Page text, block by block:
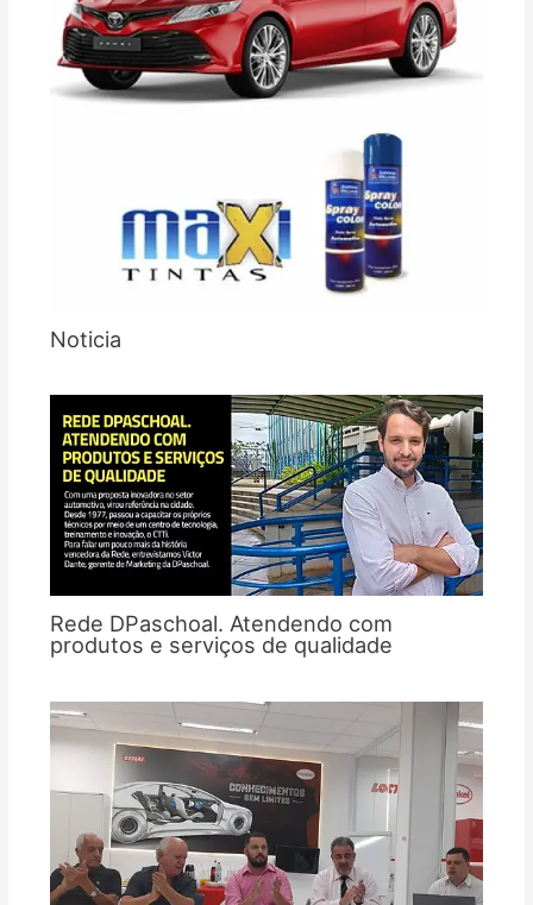
Noticia
Rede DPaschoal. Atendendo com
produtos e serviços de qualidade